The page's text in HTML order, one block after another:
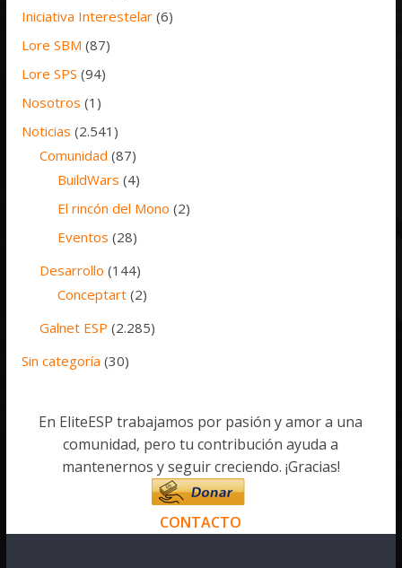
Iniciativa Interestelar (6)
Lore SBM (87)
Lore SPS (94)
Nosotros (1)
Noticias (2.541)
Comunidad (87)
BuildWars (4)
El rincón del Mono (2)
Eventos (28)
Desarrollo (144)
Conceptart (2)
Galnet ESP (2.285)
Sin categoría (30)
En EliteESP trabajamos por pasión y amor a una
comunidad, pero tu contribución ayuda a
mantenernos y seguir creciendo. ¡Gracias!
CONTACTO